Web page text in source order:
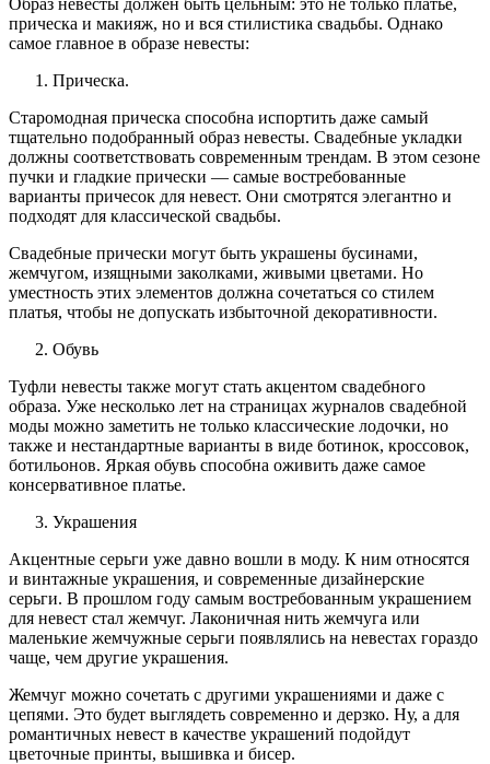
прическа и макияж, но и вся стилистика свадьбы. Однако
самое главное в образе невесты:
Прическа.
Старомодная прическа способна испортить даже самый
тщательно подобранный образ невесты. Свадебные укладки
должны соответствовать современным трендам. В этом сезоне
пучки и гладкие прически — самые востребованные
варианты причесок для невест. Они смотрятся элегантно и
подходят для классической свадьбы.
Свадебные прически могут быть украшены бусинами,
жемчугом, изящными заколками, живыми цветами. Но
уместность этих элементов должна сочетаться со стилем
платья, чтобы не допускать избыточной декоративности.
Обувь
Туфли невесты также могут стать акцентом свадебного
образа. Уже несколько лет на страницах журналов свадебной
моды можно заметить не только классические лодочки, но
также и нестандартные варианты в виде ботинок, кроссовок,
ботильонов. Яркая обувь способна оживить даже самое
консервативное платье.
Украшения
Акцентные серьги уже давно вошли в моду. К ним относятся
и винтажные украшения, и современные дизайнерские
серьги. В прошлом году самым востребованным украшением
для невест стал жемчуг. Лаконичная нить жемчуга или
маленькие жемчужные серьги появлялись на невестах гораздо
чаще, чем другие украшения.
Жемчуг можно сочетать с другими украшениями и даже с
цепями. Это будет выглядеть современно и дерзко. Ну, а для
романтичных невест в качестве украшений подойдут
цветочные принты, вышивка и бисер.